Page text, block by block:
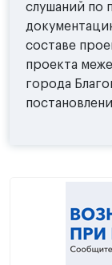
слушаний по
составе
проекта
города